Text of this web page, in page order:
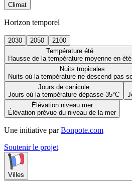
Climat
Horizon temporel
2030 2050
2100
Température été
Hausse de la température moyenne en été
Nuits tropicales
Nuits où la température ne descend pas
Jours de canicule
Jours où la température dépasse 35°C
Élévation niveau mer
Élévation prévue du niveau de la mer
Une initiative par Bonpote.com
Soutenir le projet
Villes